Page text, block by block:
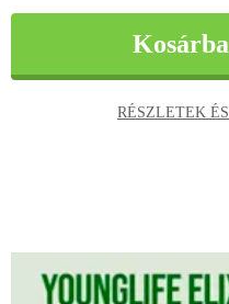
RÉSZLETEK